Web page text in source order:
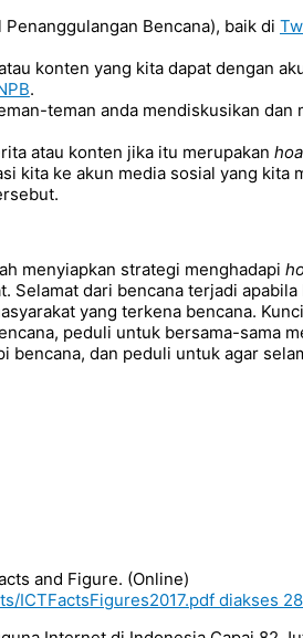
Penanggulangan Bencana), baik di
konten yang kita dapat dengan
.
teman anda mendiskusikan
atau konten jika itu merupakan
kita ke akun media sosial yang kita
menyiapkan strategi menghadapi
Selamat dari bencana terjadi
yang terkena bencana.
peduli untuk bersama-sama
dan peduli untuk agar
and Figure. (Online)
ICTFactsFigures2017.pdf diakses